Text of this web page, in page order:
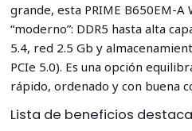
grande, esta PRIME B650EM-A
“moderno”: DDR5 hasta alta
5.4, red 2.5 Gb y
PCIe 5.0). Es una opción
rápido, ordenado y con buena
Lista de beneficios